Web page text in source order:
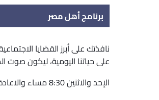
برنامج أهل مصر
نافذتك على أبرز القضايا
على حياتنا اليومية، ليكون صوت
الإحد والاثنين 8:30 مساء والاعادة اليوم التالي 1 ظهرًا